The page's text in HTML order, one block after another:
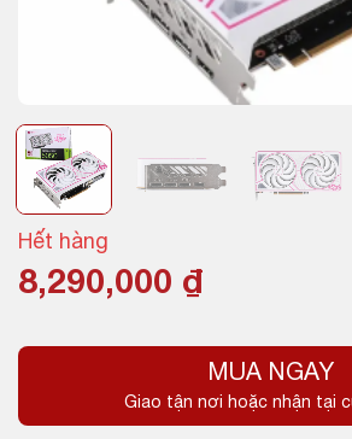
Hết hàng
8,290,000 ₫
MUA NGAY
Giao tận nơi hoặc nhận tại